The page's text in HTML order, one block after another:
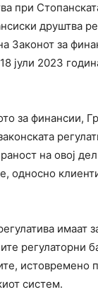
при
друштва
Законот за
јули 2023
за финансии,
на овој
односно
имаат
регулаторни
истовремено
систем.